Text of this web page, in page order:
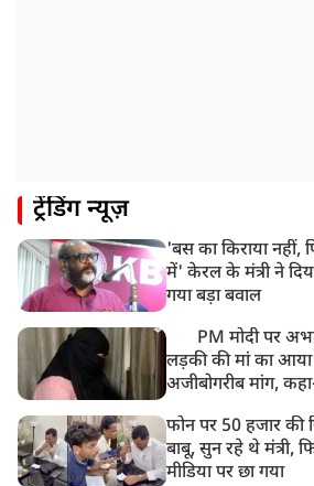
ट्रेंडिंग न्यूज़
'बस का किराया नहीं,
में' केरल के मंत्री ने
गया बड़ा बवाल
PM मोदी पर
लड़की की मां का
अजीबोगरीब मांग,
फोन पर 50 हजार की
बाबू, सुन रहे थे मंत्री,
मीडिया पर छा गया